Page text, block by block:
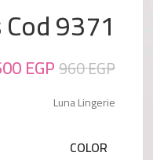
9371
960EGP
EGP
Luna Lingerie
COLOR